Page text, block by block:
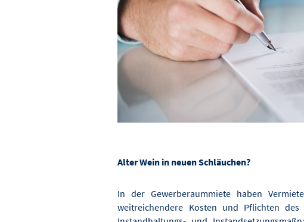
Alter Wein in neuen Schläuchen?
In der Gewerberaummiete haben
weitreichendere Kosten und Pflichten